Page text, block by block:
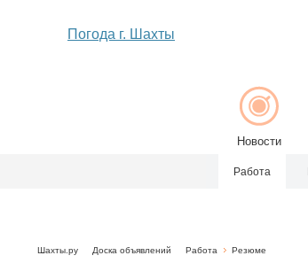
Погода г. Шахты
Новости
Работа
Шахты.ру Доска объявлений Работа Резюме